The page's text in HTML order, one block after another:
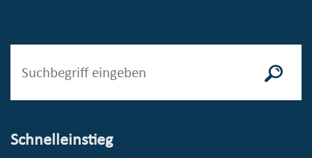
Schnelleinstieg